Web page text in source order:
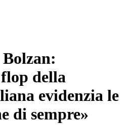
flop della
evidenzia le
di sempre»